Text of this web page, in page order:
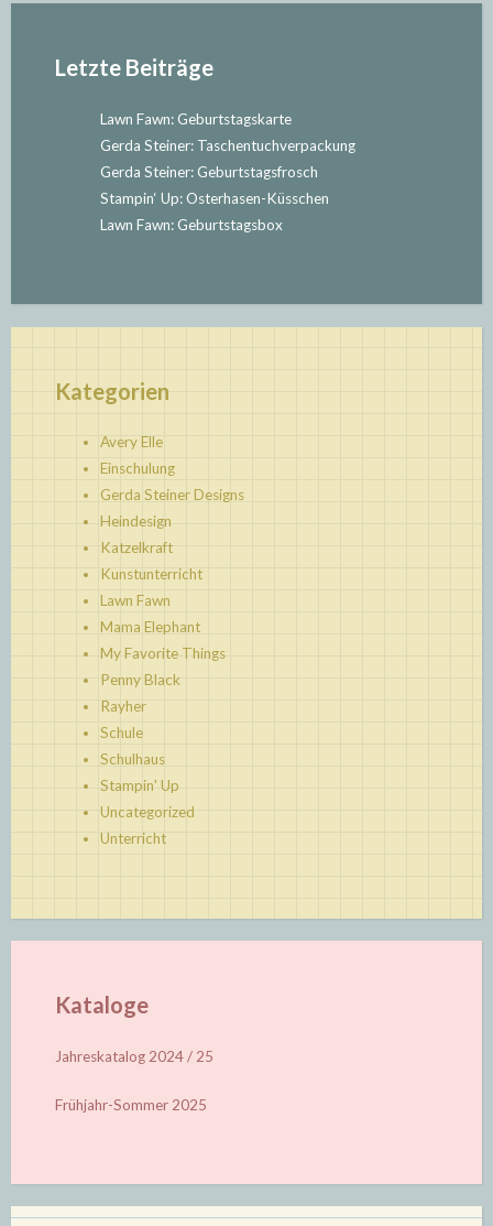
Letzte Beiträge
Lawn Fawn: Geburtstagskarte
Gerda Steiner: Taschentuchverpackung
Gerda Steiner: Geburtstagsfrosch
Stampin‘ Up: Osterhasen-Küsschen
Lawn Fawn: Geburtstagsbox
Kategorien
Avery Elle
Einschulung
Gerda Steiner Designs
Heindesign
Katzelkraft
Kunstunterricht
Lawn Fawn
Mama Elephant
My Favorite Things
Penny Black
Rayher
Schule
Schulhaus
Stampin' Up
Uncategorized
Unterricht
Kataloge
Jahreskatalog 2024 / 25
Frühjahr-Sommer 2025